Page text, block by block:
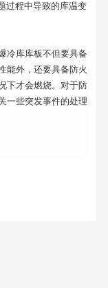
过程中导致的库温变
库库板不但要具备
能外，还要具备防火
下才会燃烧。对于防
一些突发事件的处理